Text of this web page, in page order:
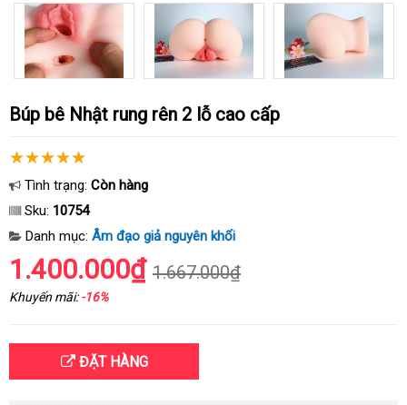
Búp bê Nhật rung rên 2 lỗ cao cấp
Tình trạng: Còn hàng
Sku: 10754
Danh mục: Âm đạo giả nguyên khối
1.400.000₫ 1.667.000₫
Khuyến mãi:-16%
ĐẶT HÀNG